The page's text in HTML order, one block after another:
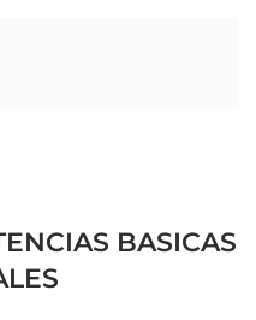
BASICAS